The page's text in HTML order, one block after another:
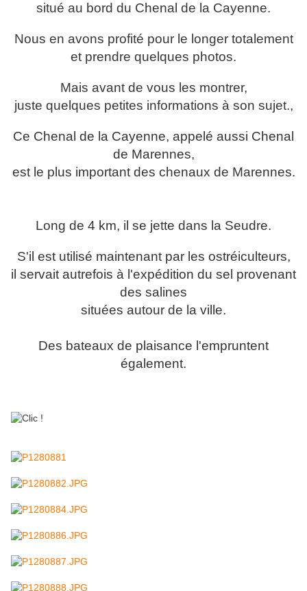
situé au bord du Chenal de la Cayenne.
Nous en avons profité pour le longer totalement
et prendre quelques photos.
Mais avant de vous les montrer,
juste quelques petites informations à son sujet.,
Ce Chenal de la Cayenne, appelé aussi Chenal
de Marennes,
est le plus important des chenaux de Marennes.
Long de 4 km, il se jette dans la Seudre.
S'il est utilisé maintenant par les ostréiculteurs,
il servait autrefois à l'expédition du sel provenant
des salines
situées autour de la ville.
Des bateaux de plaisance l'empruntent
également.